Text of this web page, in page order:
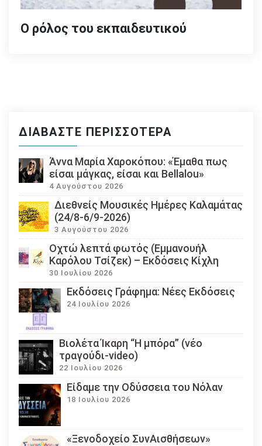
Ο ρόλος του εκπαιδευτικού
ΔΙΑΒΆΣΤΕ ΠΕΡΙΣΣΌΤΕΡΑ
Άννα Μαρία Χαροκόπου: «Έμαθα πως
είσαι μάγκας, είσαι και Bellalou»
4 Αυγούστου 2026
Διεθνείς Μουσικές Ημέρες Καλαμάτας
(24/8-6/9-2026)
3 Αυγούστου 2026
Οχτώ λεπτά φωτός (Εμμανουήλ
Καρόλου Τσίζεκ) – Εκδόσεις Κίχλη
30 Ιουλίου 2026
Εκδόσεις Γράφημα: Νέες Εκδόσεις
24 Ιουλίου 2026
Βιολέτα Ίκαρη “Η μπόρα” (νέο
τραγούδι-video)
22 Ιουλίου 2026
Eίδαμε την Οδύσσεια του Νόλαν
18 Ιουλίου 2026
«Ξενοδοχείο ΣυνΑισθήσεων»